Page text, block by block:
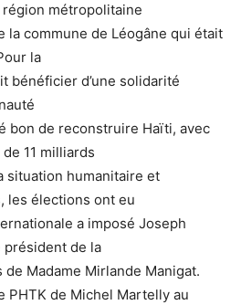
métropolitaine
commune de Léogâne qui était
la
bénéficier d’une solidarité
bon de reconstruire Haïti, avec
11 milliards
situation humanitaire et
les élections ont eu
a imposé Joseph
président de la
Madame Mirlande Manigat.
PHTK de Michel Martelly au